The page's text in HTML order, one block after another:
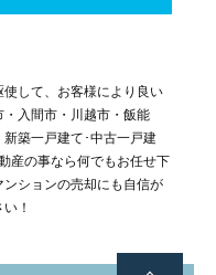
して、お客様により良い
入間市・川越市・飯能
築一戸建て･中古一戸建
産の事なら何でもお任せ下
ションの売却にも自信が
！